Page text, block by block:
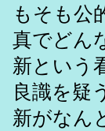
もそも公
真でどん
新という
良識を疑
新がなん